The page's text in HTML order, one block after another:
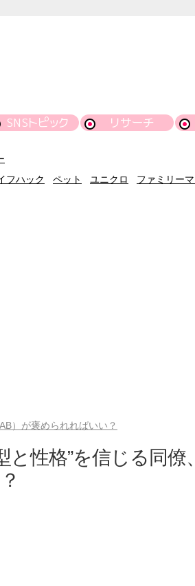
SNSトピック リサーチ
フハック ペット ユニクロ ファミリーマ
）が褒められればいい？
性格”を信じる同僚、